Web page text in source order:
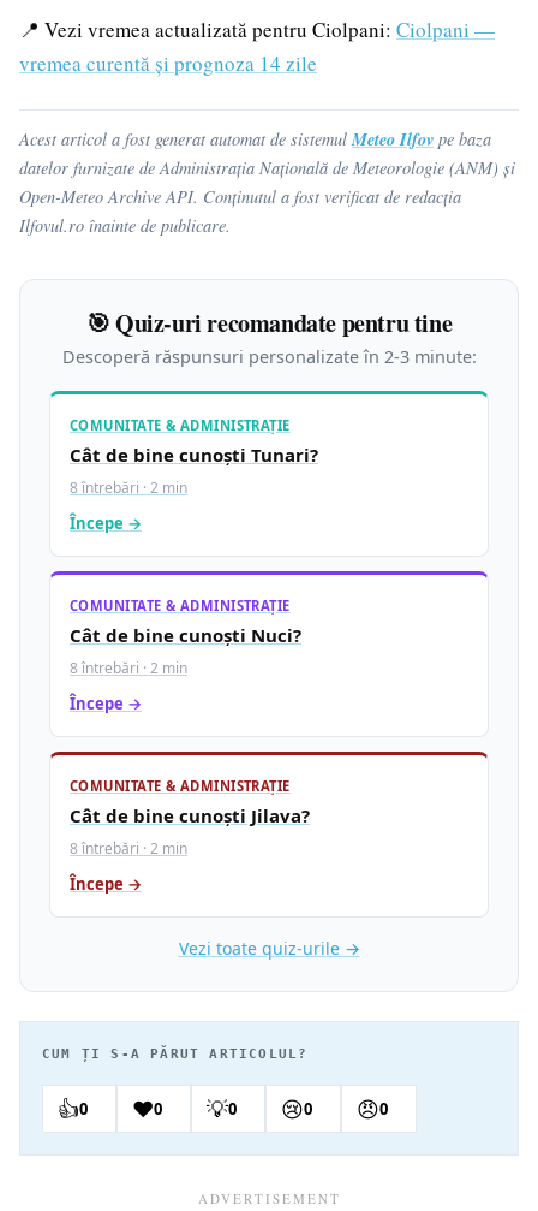
📍 Vezi vremea actualizată pentru Ciolpani: Ciolpani —
vremea curentă și prognoza 14 zile
Acest articol a fost generat automat de sistemulMeteo Ilfov pe baza
datelor furnizate de Administrația Națională de Meteorologie (ANM) și
Open-Meteo Archive API. Conținutul a fost verificat de redacția
Ilfovul.ro înainte de publicare.
🎯 Quiz-uri recomandate pentru tine
Descoperă răspunsuri personalizate în 2-3 minute:
COMUNITATE & ADMINISTRAȚIE
Cât de bine cunoști Tunari?
8 întrebări · 2 min
Începe →
COMUNITATE & ADMINISTRAȚIE
Cât de bine cunoști Nuci?
8 întrebări · 2 min
Începe →
COMUNITATE & ADMINISTRAȚIE
Cât de bine cunoști Jilava?
8 întrebări · 2 min
Începe →
Vezi toate quiz-urile →
CUM ȚI S-A PĂRUT ARTICOLUL?
👍0 ❤️0 💡0 😢0 😠0